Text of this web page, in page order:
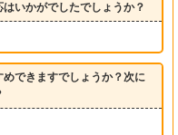
いかがでしたでしょうか？
できますでしょうか？次に